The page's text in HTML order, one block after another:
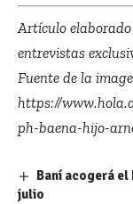
Artículo
entrevistas
Fuente de la
https://
ph-baena-hijo-
Baní acogerá
julio